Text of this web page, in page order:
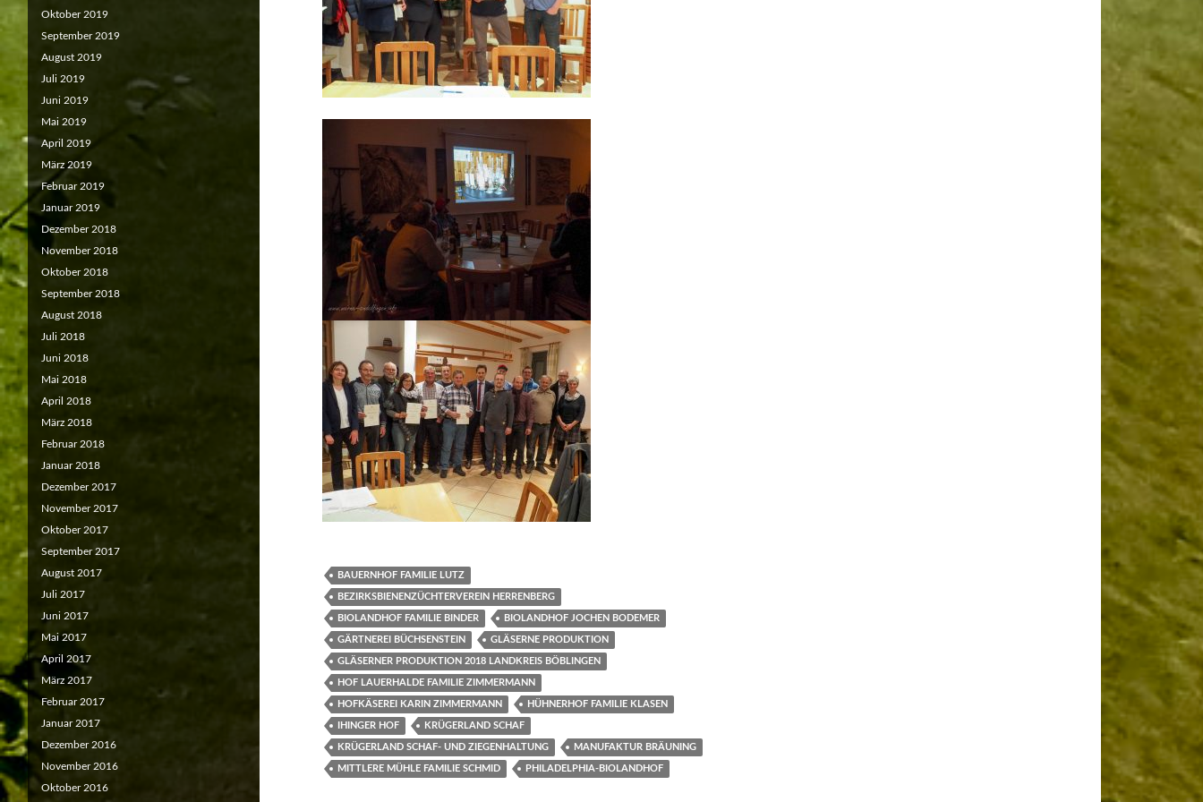
BAUERNHOF FAMILIE LUTZ
BEZIRKSBIENENZÜCHTERVEREIN HERRENBERG
BIOLANDHOF FAMILIE BINDER BIOLANDHOF JOCHEN BODEMER
GÄRTNEREI BÜCHSENSTEIN GLÄSERNE PRODUKTION
GLÄSERNER PRODUKTION 2018 LANDKREIS BÖBLINGEN
HOF LAUERHALDE FAMILIE ZIMMERMANN
HOFKÄSEREI KARIN ZIMMERMANN HÜHNERHOF FAMILIE KLASEN
IHINGER HOF KRÜGERLAND SCHAF
KRÜGERLAND SCHAF- UND ZIEGENHALTUNG MANUFAKTUR BRÄUNING
MITTLERE MÜHLE FAMILIE SCHMID PHILADELPHIA-BIOLANDHOF
Oktober 2019
September 2019
August 2019
Juli 2019
Juni 2019
Mai 2019
April 2019
März 2019
Februar 2019
Januar 2019
Dezember 2018
November 2018
Oktober 2018
September 2018
August 2018
Juli 2018
Juni 2018
Mai 2018
April 2018
März 2018
Februar 2018
Januar 2018
Dezember 2017
November 2017
Oktober 2017
September 2017
August 2017
Juli 2017
Juni 2017
Mai 2017
April 2017
März 2017
Februar 2017
Januar 2017
Dezember 2016
November 2016
Oktober 2016